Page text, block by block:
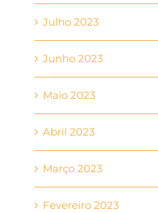
Julho 2023
Junho 2023
Maio 2023
Abril 2023
Março 2023
Fevereiro 2023